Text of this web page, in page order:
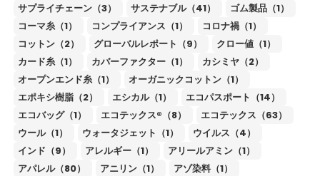
サプライチェーン（3）
サステナブル（41）
ゴム製品（1）
コーマ糸（1）
コンプライアンス（1）
コロナ禍（1）
コットン（2）
グローバルレポート（9）
クロー値（1）
カード糸（1）
カバーファクター（1）
カシミヤ（2）
オープンエンド糸（1）
オーガニックコットン（1）
エポキシ樹脂（2）
エシカル（1）
エコパスポート（14）
エコバッグ（1）
エコテックス®（8）
エコテックス（63）
ウール（1）
ウォータジェット（1）
ウイルス（4）
インド（9）
アレルギー（1）
アリールアミン（1）
アパレル（80）
アニリン（1）
アゾ染料（1）